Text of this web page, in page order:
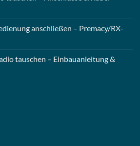
anschließen – Premacy/RX-
tauschen – Einbauanleitung &